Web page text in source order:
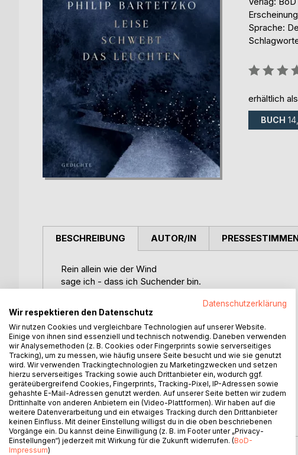
Sprache:
Bewertung::
erhältlich
BUCH
BESCHREIBUNG
Rein allein wie der Wind
sage ich - dass ich Suchender bin.
mit unabhängiger Melodie
zwischen den Pfaden -
den persönlichen Raum muss man ergreifen.
Helle, reflektierende Sehnsuchtsschweifen
im Nachtblau -
ich teile meine Sehnsucht
mit dem faszinierenden Unbekannten
und zehre vom echten Analogen.
Ein Austausch mit funkelnden Augen
führt mich zu mir.
AUTOR/IN
Datenschutzerklärung
Wir respektieren den Datenschutz
Wir nutzen Cookies und vergleichbare Technologien auf unserer Website.
Einige von ihnen sind essenziell und technisch notwendig. Daneben verwenden
wir Analysemethoden (z. B. Cookies oder Fingerprints sowie serverseitiges
Tracking), um zu messen, wie häufig unsere Seite besucht und wie sie genutzt
wird. Wir verwenden Trackingtechnologien zu Marketingzwecken und setzen
hierzu serverseitiges Tracking sowie auch Drittanbieter ein, wodurch ggf.
geräteübergreifend Cookies, Fingerprints, Tracking-Pixel, IP-Adressen sowie
gehashte E-Mail-Adressen genutzt werden. Auf unserer Seite betten wir zudem
Drittinhalte von anderen Anbietern ein (Video-Plattformen). Wir haben auf die
weitere Datenverarbeitung und ein etwaiges Tracking durch den Drittanbieter
keinen Einfluss. Mit deiner Einstellung willigst du in die oben beschriebenen
Vorgänge ein. Du kannst deine Einwilligung (z. B. im Footer unter „Privacy-
Einstellungen“) jederzeit mit Wirkung für die Zukunft widerrufen. (BoD-
Impressum)